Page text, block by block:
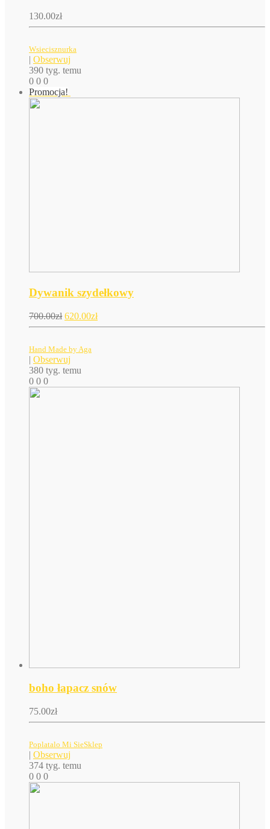
130.00zł
Wsiecisznurka
| Obserwuj
390 tyg. temu
0 0 0
Promocja!
Dywanik szydełkowy
700.00zł 620.00zł
Hand Made by Aga
| Obserwuj
380 tyg. temu
0 0 0
boho łapacz snów
75.00zł
Poplatalo Mi SieSklep
| Obserwuj
374 tyg. temu
0 0 0